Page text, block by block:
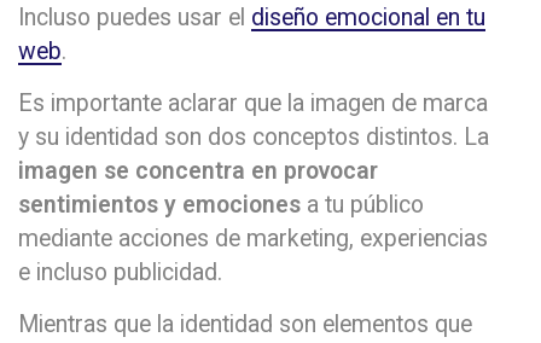
Incluso puedes usar el diseño emocional en tu
web.
Es importante aclarar que la imagen de marca
y su identidad son dos conceptos distintos. La
imagen se concentra en provocar
sentimientos y emociones a tu público
mediante acciones de marketing, experiencias
e incluso publicidad.
Mientras que la identidad son elementos que